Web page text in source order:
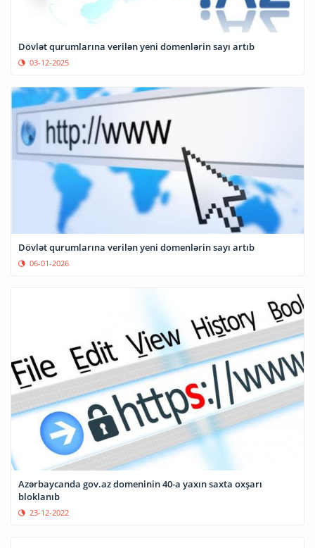
Dövlət qurumlarına verilən yeni domenlərin sayı artıb
03-12-2025
Dövlət qurumlarına verilən yeni domenlərin sayı artıb
06-01-2026
Azərbaycanda gov.az domeninin 40-a yaxın saxta oxşarı
bloklanıb
23-12-2022